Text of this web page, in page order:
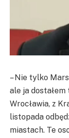
– Nie tylko
ale ja dostałem
Wrocławia, z
listopada
miastach. Te